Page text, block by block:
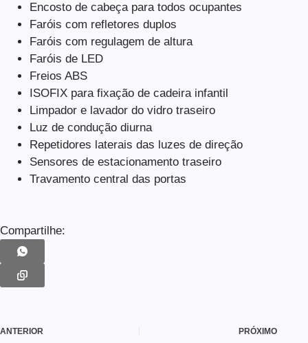
Encosto de cabeça para todos ocupantes
Faróis com refletores duplos
Faróis com regulagem de altura
Faróis de LED
Freios ABS
ISOFIX para fixação de cadeira infantil
Limpador e lavador do vidro traseiro
Luz de condução diurna
Repetidores laterais das luzes de direção
Sensores de estacionamento traseiro
Travamento central das portas
Compartilhe:
ANTERIOR PRÓXIMO